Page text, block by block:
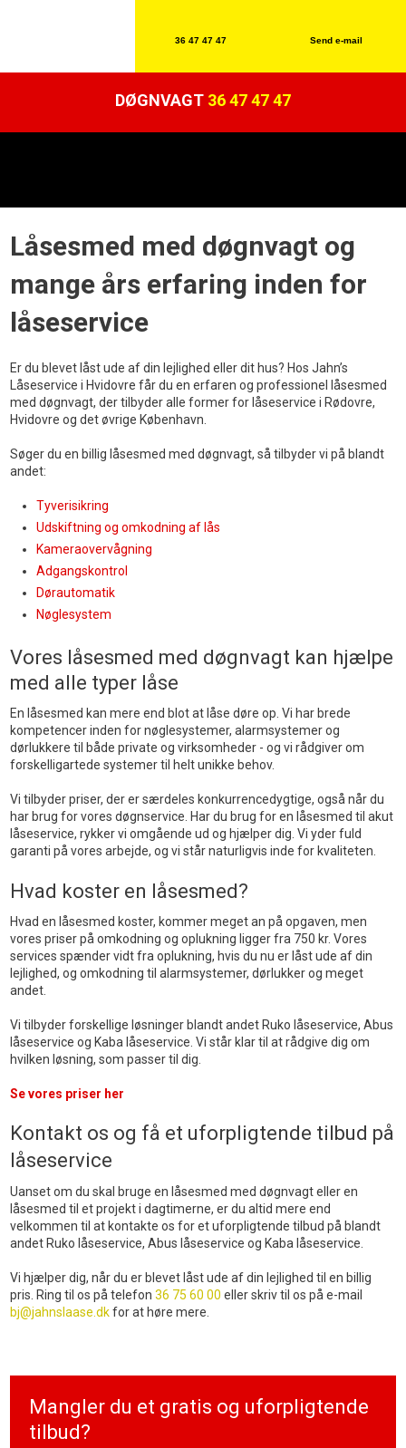
36 47 47 47 Send e-mail​
DØGNVAGT 36 47 47 47
Låsesmed med døgnvagt og
mange års erfaring inden for
låseservice
Er du blevet låst ude af din lejlighed eller dit hus? Hos Jahn’s
Låseservice i Hvidovre får du en erfaren og professionel låsesmed
med døgnvagt, der tilbyder alle former for låseservice i Rødovre,
Hvidovre og det øvrige København.
Søger du en billig låsesmed med døgnvagt, så tilbyder vi på blandt
andet:
Tyverisikring
Udskiftning og omkodning af lås
Kameraovervågning
Adgangskontrol
Dørautomatik
Nøglesystem
​Vores låsesmed med døgnvagt kan hjælpe
med alle typer låse
En låsesmed kan mere end blot at låse døre op. Vi har brede
kompetencer inden for nøglesystemer, alarmsystemer og
dørlukkere til både private og virksomheder - og vi rådgiver om
forskelligartede systemer til helt unikke behov.
Vi tilbyder priser, der er særdeles konkurrencedygtige, også når du
har brug for vores døgnservice. Har du brug for en låsesmed til akut
låseservice, rykker vi omgående ud og hjælper dig. Vi yder fuld
garanti på vores arbejde, og vi står naturligvis inde for kvaliteten.​
​Hvad koster en låsesmed?
Hvad en låsesmed koster, kommer meget an på opgaven, men
vores priser på omkodning og oplukning ligger fra 750 kr. Vores
services spænder vidt fra oplukning, hvis du nu er låst ude af din
lejlighed, og omkodning til alarmsystemer, dørlukker og meget
andet.
Vi tilbyder forskellige løsninger blandt andet Ruko låseservice, Abus
låseservice og Kaba låseservice. Vi står klar til at rådgive dig om
hvilken løsning, som passer til dig.
Se vores priser her
Kontakt os og få et uforpligtende tilbud på
låseservice
Uanset om du skal bruge en låsesmed med døgnvagt eller en
låsesmed til et projekt i dagtimerne, er du altid mere end
velkommen til at kontakte os for et uforpligtende tilbud på blandt
andet Ruko låseservice, Abus låseservice og Kaba låseservice.
Vi hjælper dig, når du er blevet låst ude af din lejlighed til en billig
pris. Ring til os på telefon 36 75 60 00 eller skriv til os på e-mail
bj@jahnslaase.dkfor at høre mere.
Mangler du et gratis og uforpligtende
tilbud?​